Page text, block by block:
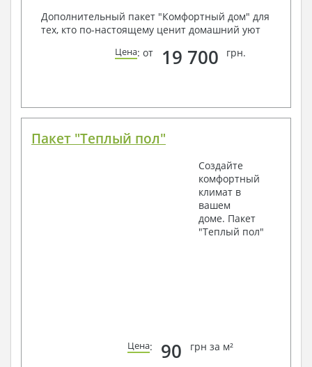
Дополнительный пакет "Комфортный дом" для
тех, кто по-настоящему ценит домашний уют
Цена: от 19 700 грн.
Пакет "Теплый пол"
Создайте
комфортный
климат в
вашем
доме. Пакет
"Теплый пол"
Цена: 90 грн за м²